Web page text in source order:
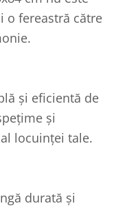
o fereastră către
și eficientă de
și
locuinței tale.
durată și